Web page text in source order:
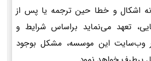
اشکال و خطا حین ترجمه یا پس از
تعهد می‌نماید براساس شرایط و
وب‌سایت این موسسه، مشکل بوجود